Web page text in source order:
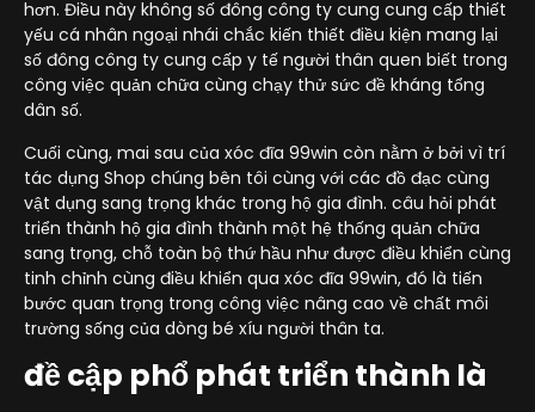
hơn. Điều này không số đông công ty cung cung cấp thiết
yếu cá nhân ngoại nhái chắc kiến thiết điều kiện mang lại
số đông công ty cung cấp y tế người thân quen biết trong
công việc quản chữa cùng chạy thử sức đề kháng tổng
dân số.
Cuối cùng, mai sau của xóc đĩa 99win còn nằm ở bởi vì trí
tác dụng Shop chúng bên tôi cùng với các đồ đạc cùng
vật dụng sang trọng khác trong hộ gia đình. câu hỏi phát
triển thành hộ gia đình thành một hệ thống quản chữa
sang trọng, chỗ toàn bộ thứ hầu như được điều khiển cùng
tinh chỉnh cùng điều khiển qua xóc đĩa 99win, đó là tiến
bước quan trọng trong công việc nâng cao về chất môi
trường sống của dòng bé xíu người thân ta.
đề cập phổ phát triển thành là